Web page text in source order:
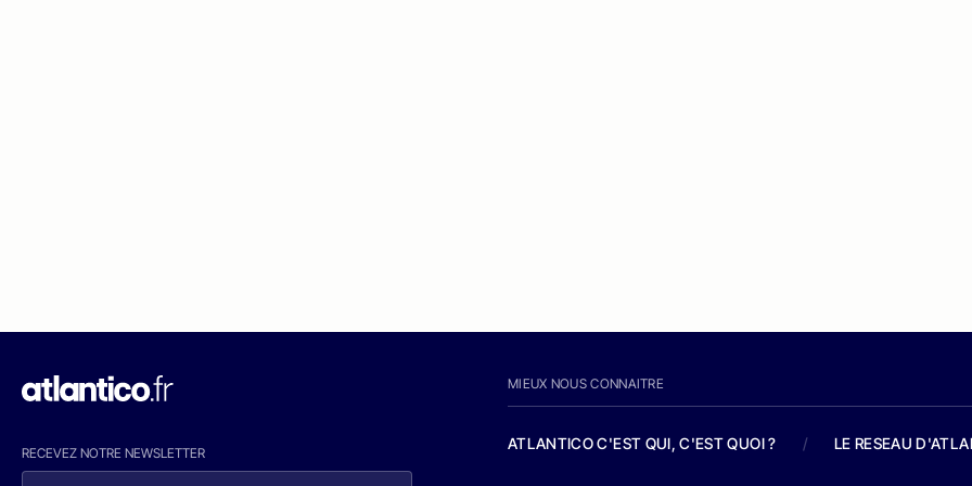
RECEVEZ NOTRE NEWSLETTER
MIEUX NOUS CONNAITRE
ATLANTICO C'EST QUI, C'EST QUOI ? / LE RESEAU